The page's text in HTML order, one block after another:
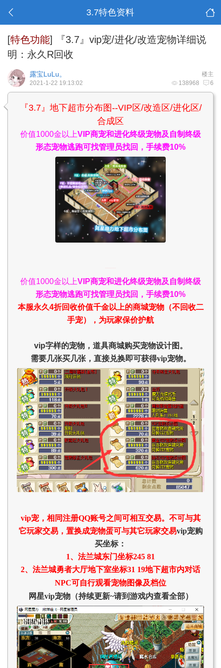
3.7特色资料
[特色功能]
『3.7』vip宠/进化/改造宠物详细说
明：永久R回收
楼主
露宝LuLu。
138968 6
2021-1-22 19:13:02
『3.7』地下超市分布图--VIP区/改造区/进化区/
合成区
价值1000金以上VIP商宠和进化终级宠物及自制终级
形态宠物逃跑可找管理员找回，手续费10%
价值1000金以上VIP商宠和进化终级宠物及自制终级
形态宠物逃跑可找管理员找回，手续费10%
本服永久4折回收价值千金以上的商城宠物（不回收二
手宠），为玩家保价护航
vip字样的宠物，道具商城购买宠物设计图。
需要几张买几张，直接兑换即可获得vip宠物。
vip宠，相同注册QQ账号之间可相互交易。不可与其
它玩家交易，置换成宠物蛋可与其它玩家交易vip宠购
买坐标：
1、法兰城东门坐标245 81
2、法兰城勇者大厅地下室坐标31 19地下超市内对话
NPC可自行观看宠物图像及档位
网星vip宠物（持续更新~请到游戏内查看全部）